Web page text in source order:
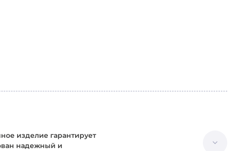
изделие гарантирует
надежный и